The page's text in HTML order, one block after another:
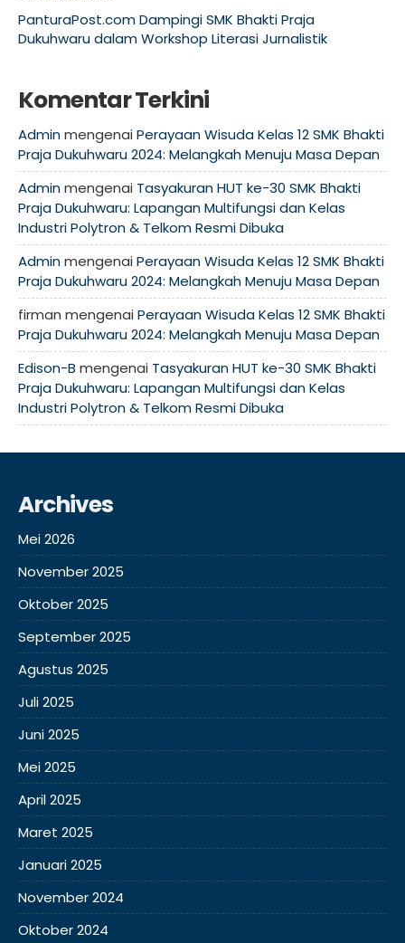
PanturaPost.com Dampingi SMK Bhakti Praja
Dukuhwaru dalam Workshop Literasi Jurnalistik
Komentar Terkini
Adminmengenai Perayaan Wisuda Kelas 12 SMK Bhakti
Praja Dukuhwaru 2024: Melangkah Menuju Masa Depan
Adminmengenai Tasyakuran HUT ke-30 SMK Bhakti
Praja Dukuhwaru: Lapangan Multifungsi dan Kelas
Industri Polytron & Telkom Resmi Dibuka
Adminmengenai Perayaan Wisuda Kelas 12 SMK Bhakti
Praja Dukuhwaru 2024: Melangkah Menuju Masa Depan
firman mengenai Perayaan Wisuda Kelas 12 SMK Bhakti
Praja Dukuhwaru 2024: Melangkah Menuju Masa Depan
Edison-B mengenai Tasyakuran HUT ke-30 SMK Bhakti
Praja Dukuhwaru: Lapangan Multifungsi dan Kelas
Industri Polytron & Telkom Resmi Dibuka
Archives
Mei 2026
November 2025
Oktober 2025
September 2025
Agustus 2025
Juli 2025
Juni 2025
Mei 2025
April 2025
Maret 2025
Januari 2025
November 2024
Oktober 2024